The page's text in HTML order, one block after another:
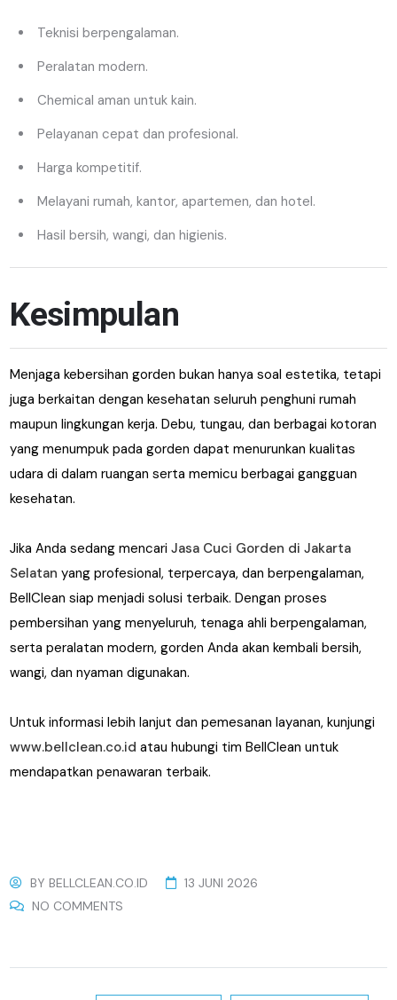
Teknisi berpengalaman.
Peralatan modern.
Chemical aman untuk kain.
Pelayanan cepat dan profesional.
Harga kompetitif.
Melayani rumah, kantor, apartemen, dan hotel.
Hasil bersih, wangi, dan higienis.
Kesimpulan
Menjaga kebersihan gorden bukan hanya soal estetika, tetapi
juga berkaitan dengan kesehatan seluruh penghuni rumah
maupun lingkungan kerja. Debu, tungau, dan berbagai kotoran
yang menumpuk pada gorden dapat menurunkan kualitas
udara di dalam ruangan serta memicu berbagai gangguan
kesehatan.
Jika Anda sedang mencariJasa Cuci Gorden di Jakarta
Selatan yang profesional, terpercaya, dan berpengalaman,
BellClean siap menjadi solusi terbaik. Dengan proses
pembersihan yang menyeluruh, tenaga ahli berpengalaman,
serta peralatan modern, gorden Anda akan kembali bersih,
wangi, dan nyaman digunakan.
Untuk informasi lebih lanjut dan pemesanan layanan, kunjungi
www.bellclean.co.id atau hubungi tim BellClean untuk
mendapatkan penawaran terbaik.
BYBELLCLEAN.CO.ID
13 JUNI 2026
NO COMMENTS